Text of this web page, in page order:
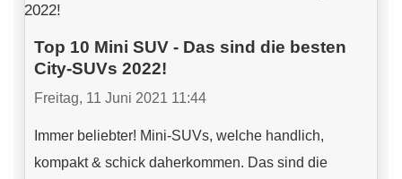
Top 10 Mini SUV - Das sind die besten
City-SUVs 2022!
Freitag, 11 Juni 2021 11:44
Immer beliebter! Mini-SUVs, welche handlich,
kompakt & schick daherkommen. Das sind die